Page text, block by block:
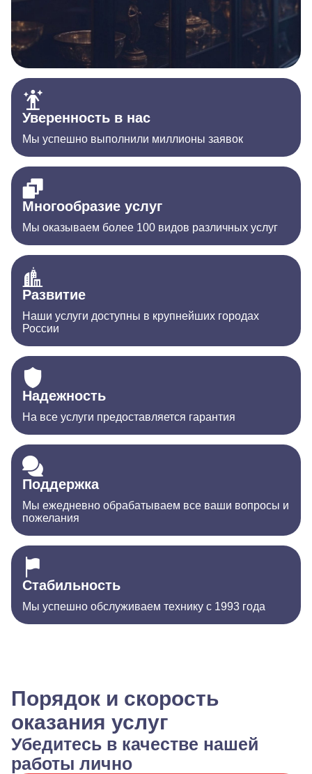
Уверенность в нас
Мы успешно выполнили миллионы заявок
Многообразие услуг
Мы оказываем более 100 видов различных услуг
Развитие
Наши услуги доступны в крупнейших городах
России
Надежность
На все услуги предоставляется гарантия
Поддержка
Мы ежедневно обрабатываем все ваши вопросы и
пожелания
Стабильность
Мы успешно обслуживаем технику с 1993 года
Порядок и скорость
оказания услуг
Убедитесь в качестве нашей
работы лично